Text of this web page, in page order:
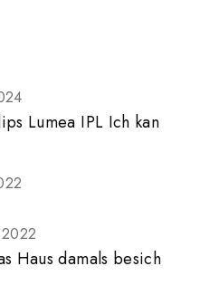
Lumea IPL Ich kan
2022
Haus damals besich